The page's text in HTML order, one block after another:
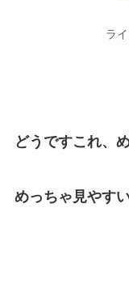
ラ
どうですこれ、
めっちゃ見やす